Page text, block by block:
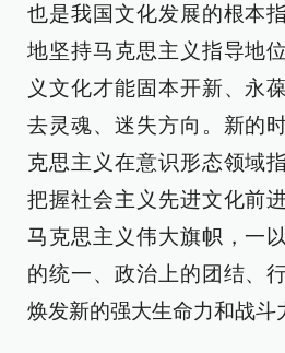
也是我国文化发展的根本
地坚持马克思主义指导地
义文化才能固本开新、永
去灵魂、迷失方向。新的
克思主义在意识形态领域
把握社会主义先进文化前
马克思主义伟大旗帜，一
的统一、政治上的团结、
焕发新的强大生命力和战斗